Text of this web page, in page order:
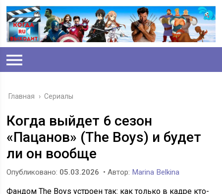
Главная › Сериалы
Когда выйдет 6 сезон
«Пацанов» (The Boys) и будет
ли он вообще
Опубликовано: 05.03.2026 • Автор: Marina Belkina
Фандом The Boys устроен так: как только в кадре кто-